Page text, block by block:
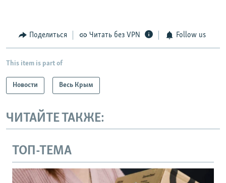
Поделиться Читать без VPN Follow us
This item is part of
Новости Весь Крым
ЧИТАЙТЕ ТАКЖЕ:
ТОП-ТЕМА